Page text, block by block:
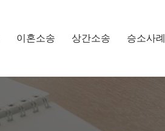
이혼소송 상간소송 승소사례